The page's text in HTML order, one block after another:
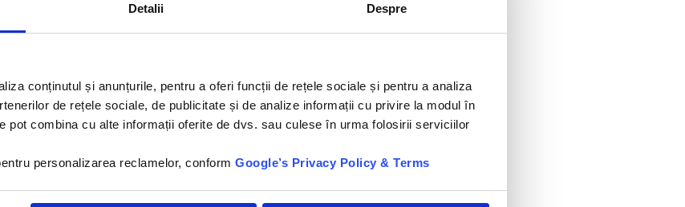
Detalii Despre
conținutul și anunțurile, pentru a oferi funcții de rețele sociale și pentru a analiza
de rețele sociale, de publicitate și de analize informații cu privire la modul în
pot combina cu alte informații oferite de dvs. sau culese în urma folosirii serviciilor
personalizarea reclamelor, conform Google’s Privacy Policy & Terms